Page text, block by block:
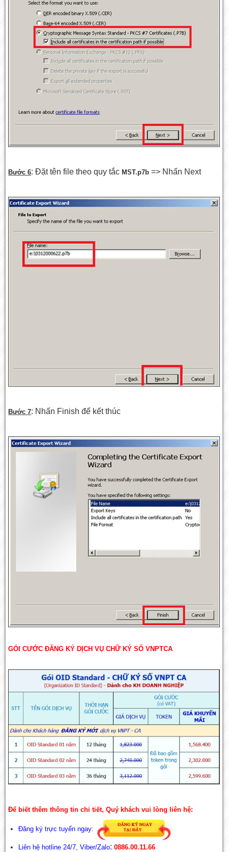
Bước 6: Đặt tên file theo quy tắcMST.p7b => Nhấn Next
Bước 7: Nhấn Finish để kết thúc
GÓI CƯỚC ĐĂNG KÝ DỊCH VỤ CHỮ KÝ SỐ VNPTCA
Để biết thêm thông tin chi tiết, Quý khách vui lòng liên hệ:
Đăng ký trực tuyến ngay:
Liên hệ hotline 24/7, Viber/Zalo:0886.00.11.66